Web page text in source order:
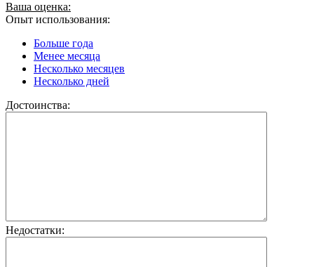
Ваша оценка:
Опыт использования:
Больше года
Менее месяца
Несколько месяцев
Несколько дней
Достоинства:
Недостатки: